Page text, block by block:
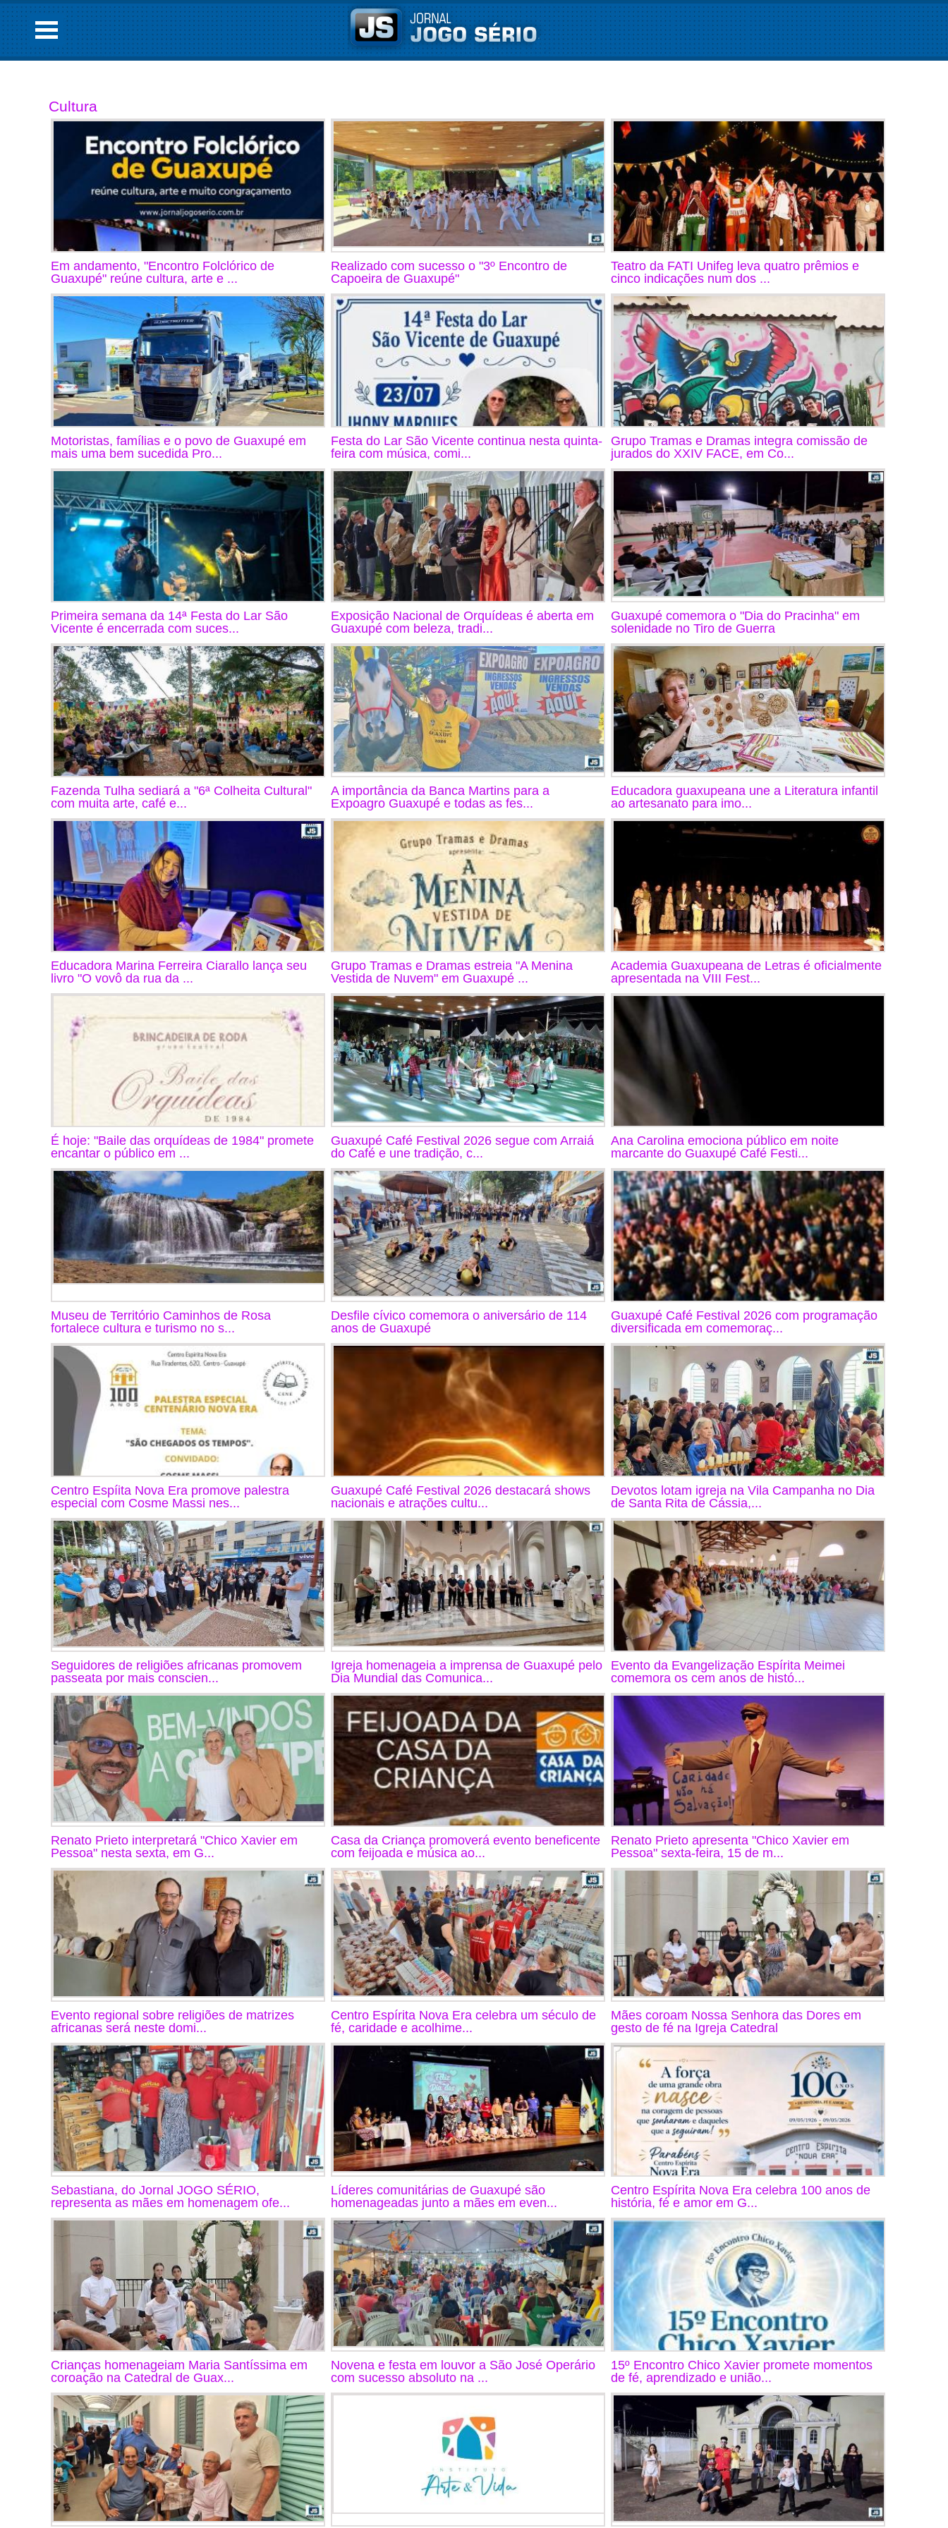
Cultura
Em andamento, "Encontro Folclórico de
Guaxupé" reúne cultura, arte e ...
Realizado com sucesso o "3º Encontro de
Capoeira de Guaxupé"
Teatro da FATI Unifeg leva quatro prêmios e
cinco indicações num dos ...
Motoristas, famílias e o povo de Guaxupé em
mais uma bem sucedida Pro...
Festa do Lar São Vicente continua nesta quinta-
feira com música, comi...
Grupo Tramas e Dramas integra comissão de
jurados do XXIV FACE, em Co...
Primeira semana da 14ª Festa do Lar São
Vicente é encerrada com suces...
Exposição Nacional de Orquídeas é aberta em
Guaxupé com beleza, tradi...
Guaxupé comemora o "Dia do Pracinha" em
solenidade no Tiro de Guerra
Fazenda Tulha sediará a "6ª Colheita Cultural"
com muita arte, café e...
A importância da Banca Martins para a
Expoagro Guaxupé e todas as fes...
Educadora guaxupeana une a Literatura infantil
ao artesanato para imo...
Educadora Marina Ferreira Ciarallo lança seu
livro "O vovô da rua da ...
Grupo Tramas e Dramas estreia "A Menina
Vestida de Nuvem" em Guaxupé ...
Academia Guaxupeana de Letras é oficialmente
apresentada na VIII Fest...
É hoje: "Baile das orquídeas de 1984" promete
encantar o público em ...
Guaxupé Café Festival 2026 segue com Arraiá
do Café e une tradição, c...
Ana Carolina emociona público em noite
marcante do Guaxupé Café Festi...
Museu de Território Caminhos de Rosa
fortalece cultura e turismo no s...
Desfile cívico comemora o aniversário de 114
anos de Guaxupé
Guaxupé Café Festival 2026 com programação
diversificada em comemoraç...
Centro Espíita Nova Era promove palestra
especial com Cosme Massi nes...
Guaxupé Café Festival 2026 destacará shows
nacionais e atrações cultu...
Devotos lotam igreja na Vila Campanha no Dia
de Santa Rita de Cássia,...
Seguidores de religiões africanas promovem
passeata por mais conscien...
Igreja homenageia a imprensa de Guaxupé pelo
Dia Mundial das Comunica...
Evento da Evangelização Espírita Meimei
comemora os cem anos de histó...
Renato Prieto interpretará "Chico Xavier em
Pessoa" nesta sexta, em G...
Casa da Criança promoverá evento beneficente
com feijoada e música ao...
Renato Prieto apresenta "Chico Xavier em
Pessoa" sexta-feira, 15 de m...
Evento regional sobre religiões de matrizes
africanas será neste domi...
Centro Espírita Nova Era celebra um século de
fé, caridade e acolhime...
Mães coroam Nossa Senhora das Dores em
gesto de fé na Igreja Catedral
Sebastiana, do Jornal JOGO SÉRIO,
representa as mães em homenagem ofe...
Líderes comunitárias de Guaxupé são
homenageadas junto a mães em even...
Centro Espírita Nova Era celebra 100 anos de
história, fé e amor em G...
Crianças homenageiam Maria Santíssima em
coroação na Catedral de Guax...
Novena e festa em louvor a São José Operário
com sucesso absoluto na ...
15º Encontro Chico Xavier promete momentos
de fé, aprendizado e união...